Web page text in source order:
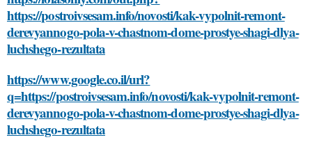
https://postroivsesam.info/novosti/kak-vypolnit-remont-
derevyannogo-pola-v-chastnom-dome-prostye-shagi-dlya-
luchshego-rezultata
https://www.google.co.il/url?
q=https://postroivsesam.info/novosti/kak-vypolnit-remont-
derevyannogo-pola-v-chastnom-dome-prostye-shagi-dlya-
luchshego-rezultata